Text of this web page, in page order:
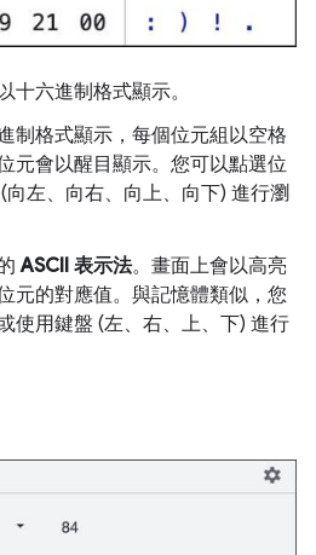
十六進制格式顯示。
制格式顯示，每個位元組以空格
元會以醒目顯示。您可以點選位
向左、向右、向上、向下) 進行瀏
ASCII 表示法。畫面上會以高亮
元的對應值。與記憶體類似，您
使用鍵盤 (左、右、上、下) 進行